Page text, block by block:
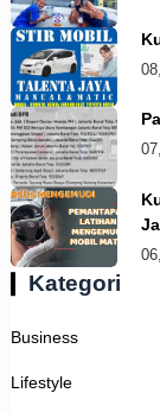
Kategori
Business
Lifestyle